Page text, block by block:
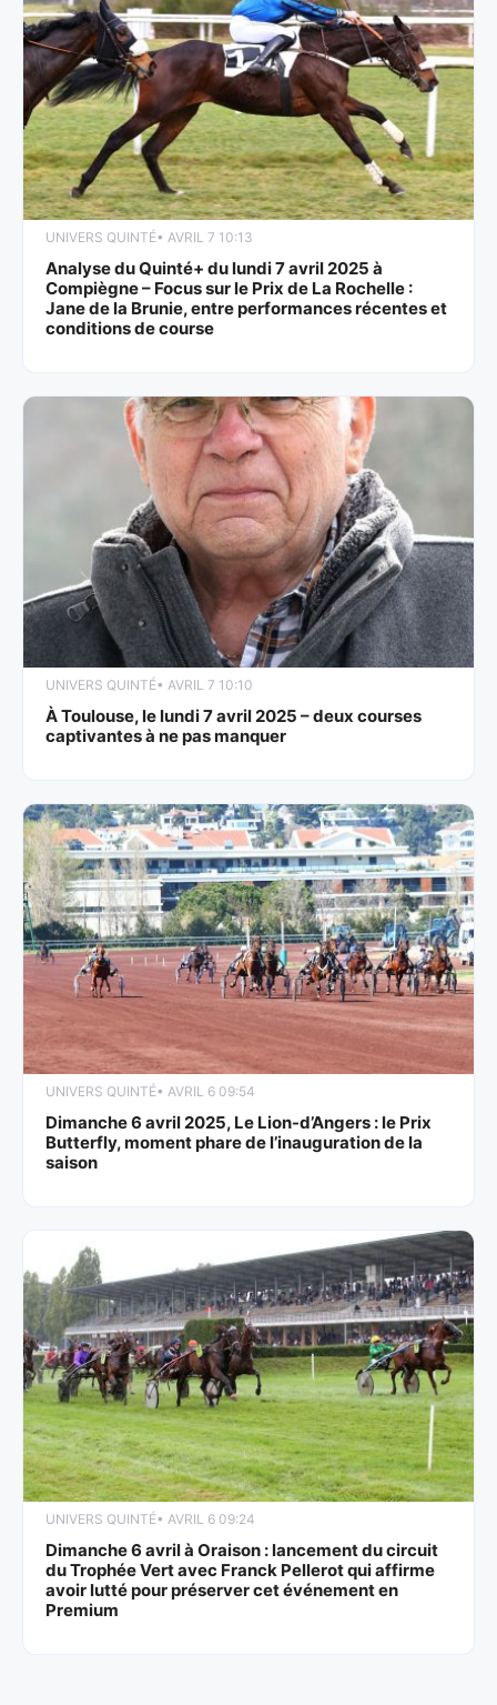
UNIVERS QUINTÉ• AVRIL 7 10:13
Analyse du Quinté+ du lundi 7 avril 2025 à
Compiègne – Focus sur le Prix de La Rochelle :
Jane de la Brunie, entre performances récentes et
conditions de course
UNIVERS QUINTÉ• AVRIL 7 10:10
À Toulouse, le lundi 7 avril 2025 – deux courses
captivantes à ne pas manquer
UNIVERS QUINTÉ• AVRIL 6 09:54
Dimanche 6 avril 2025, Le Lion-d’Angers : le Prix
Butterfly, moment phare de l’inauguration de la
saison
UNIVERS QUINTÉ• AVRIL 6 09:24
Dimanche 6 avril à Oraison : lancement du circuit
du Trophée Vert avec Franck Pellerot qui affirme
avoir lutté pour préserver cet événement en
Premium